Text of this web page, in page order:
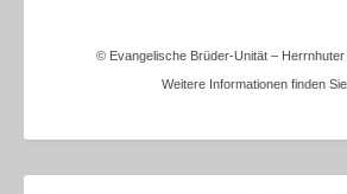
© Evangelische Brüder-Unität –
Weitere Informationen finden